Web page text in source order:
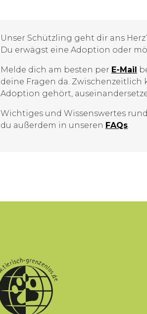
Unser Schützling geht dir ans
Du erwägst eine Adoption oder
Melde dich am besten per E-Mail
deine Fragen da. Zwischenzeitlich
Adoption gehört,
Wichtiges und Wissenswertes
du außerdem in unseren FAQs.